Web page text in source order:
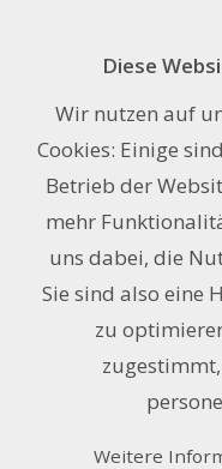
Warmweiss
Diese
Wir nutzen auf
Cookies: Einige
Betrieb der
mehr
uns dabei, die
Sie sind also eine
zu
Weitere